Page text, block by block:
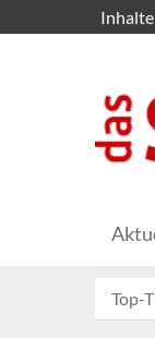
Inhalte
Top-